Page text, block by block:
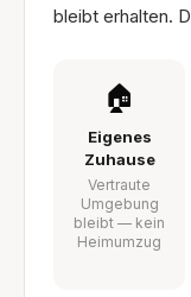
bleibt erhalten.
🏠
Eigenes
Zuhause
Vertraute
Umgebung
bleibt — kein
Heimumzug